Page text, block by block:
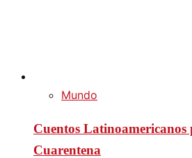
Mundo
Cuentos Latinoamericanos
Cuarentena